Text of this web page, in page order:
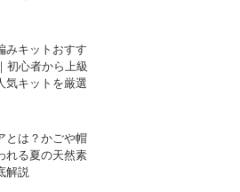
みキットおすす
初心者から上級
気キットを厳選
とは？かごや帽
れる夏の天然素
解説